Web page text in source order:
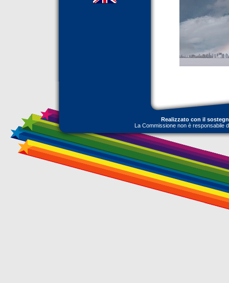
Realizzato con il
La Commissione non è responsabile